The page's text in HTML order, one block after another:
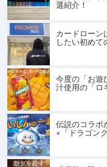
選紹介！
カードローン
したい初めて
今度の「お遊
汁使用の「ロ
伝説のコラボ
×「ドラゴン